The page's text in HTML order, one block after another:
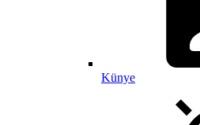
Künye